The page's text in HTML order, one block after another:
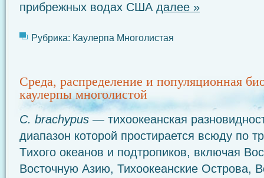
прибрежных водах США далее »
Рубрика: Каулерпа Многолистая
Среда, распределение и популяционная
каулерпы многолистой
C. brachypus — тихоокеанская
диапазон которой простирается всюду по
Tихого океанов и подтропиков, включая
Восточную Азию, Тихоокеанские Острова,